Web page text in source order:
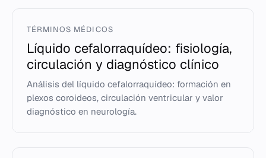
TÉRMINOS MÉDICOS
Líquido cefalorraquídeo: fisiología,
circulación y diagnóstico clínico
Análisis del líquido cefalorraquídeo: formación en
plexos coroideos, circulación ventricular y valor
diagnóstico en neurología.